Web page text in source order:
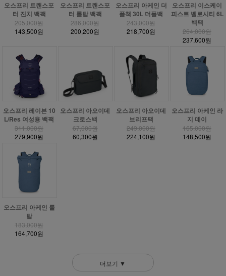
오스프리 트랜스포
터 진치 백팩
205,000원
143,500원
오스프리 트랜스포
터 롤탑 백팩
286,000원
200,200원
오스프리 아케인 더
플책 30L 더플백
243,000원
218,700원
오스프리 이스케이
피스트 벨로시티 6L
백팩
264,000원
237,600원
오스프리 레이븐 10
L/Res 여성용 백팩
311,000원
279,900원
오스프리 아오이데
크로스백
67,000원
60,300원
오스프리 아오이데
브리프팩
249,000원
224,100원
오스프리 아케인 라
지 데이
165,000원
148,500원
오스프리 아케인 롤
탑
183,000원
164,700원
더보기 ▼